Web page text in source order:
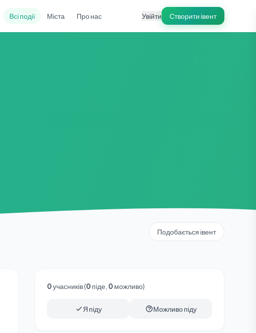
Всі події Міста Про нас Увійти Створити івент
Подобається івент
0учасників (0 піде, 0 можливо)
Я піду Можливо піду